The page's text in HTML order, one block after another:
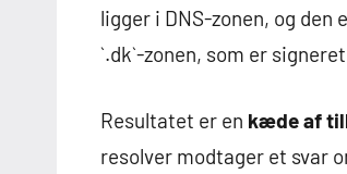
ligger i DNS-zonen, og den
`.dk`-zonen, som er
Resultatet er en kæde af
resolver modtager et svar